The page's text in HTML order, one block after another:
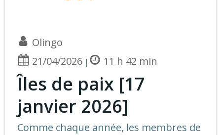
Olingo
21/04/2026 | 11 h 42 min
Îles de paix [17
janvier 2026]
Comme chaque année, les membres de